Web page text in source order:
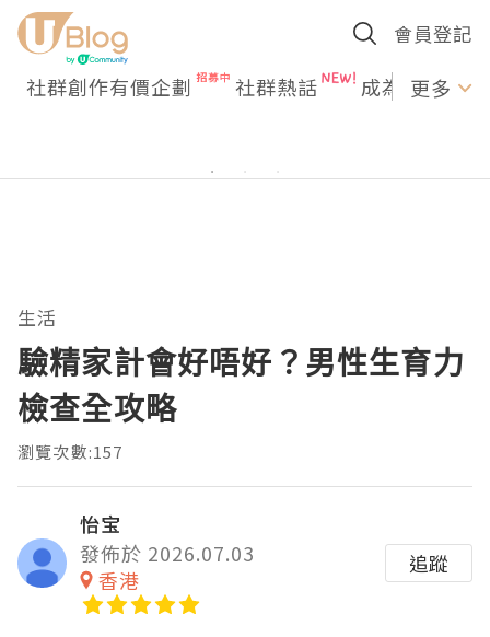
會員登記
社群創作有價企劃 社群熱話 成為U更多
生活
驗精家計會好唔好？男性生育力
檢查全攻略
瀏覽次數:157
怡宝
發佈於 2026.07.03
香港
追蹤